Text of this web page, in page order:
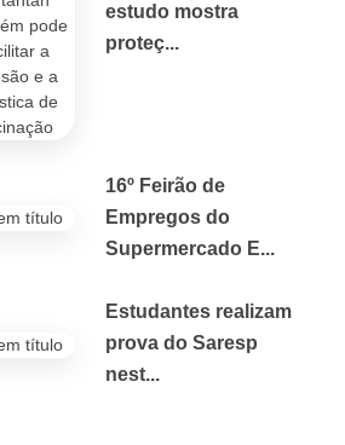
estudo mostra
proteç...
16º Feirão de
Empregos do
Supermercado E...
Estudantes realizam
prova do Saresp
nest...